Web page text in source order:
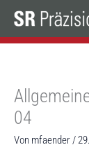
Inhalt
springen
04
Von mfaender /